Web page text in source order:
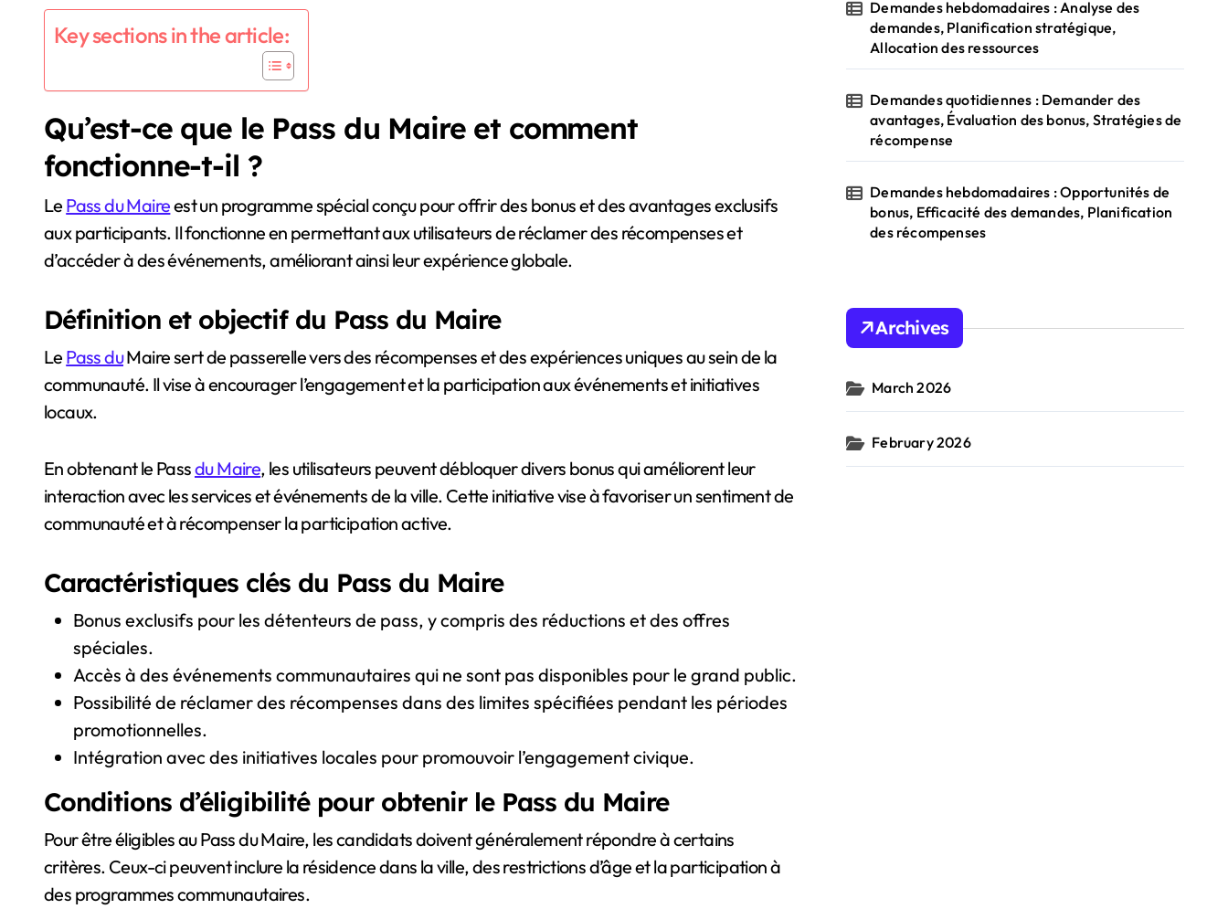
Key sections in the article:
Qu’est-ce que le Pass du Maire et comment
fonctionne-t-il ?
Le Pass du Maireest un programme spécial conçu pour offrir des bonus et des avantages exclusifs
aux participants. Il fonctionne en permettant aux utilisateurs de réclamer des récompenses et
d’accéder à des événements, améliorant ainsi leur expérience globale.
Définition et objectif du Pass du Maire
Le Pass duMaire sert de passerelle vers des récompenses et des expériences uniques au sein de la
communauté. Il vise à encourager l’engagement et la participation aux événements et initiatives
locaux.
En obtenant le Passdu Maire, les utilisateurs peuvent débloquer divers bonus qui améliorent leur
interaction avec les services et événements de la ville. Cette initiative vise à favoriser un sentiment de
communauté et à récompenser la participation active.
Caractéristiques clés du Pass du Maire
Bonus exclusifs pour les détenteurs de pass, y compris des réductions et des offres
spéciales.
Accès à des événements communautaires qui ne sont pas disponibles pour le grand public.
Possibilité de réclamer des récompenses dans des limites spécifiées pendant les périodes
promotionnelles.
Intégration avec des initiatives locales pour promouvoir l’engagement civique.
Conditions d’éligibilité pour obtenir le Pass du Maire
Pour être éligibles au Pass du Maire, les candidats doivent généralement répondre à certains
critères. Ceux-ci peuvent inclure la résidence dans la ville, des restrictions d’âge et la participation à
des programmes communautaires.
Demandes hebdomadaires : Analyse des
demandes, Planification stratégique,
Allocation des ressources
Demandes quotidiennes : Demander des
avantages, Évaluation des bonus, Stratégies de
récompense
Demandes hebdomadaires : Opportunités de
bonus, Efficacité des demandes, Planification
des récompenses
Archives
March 2026
February 2026